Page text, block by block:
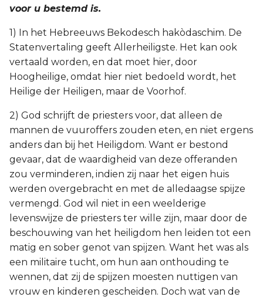
voor u bestemd is.
1) In het Hebreeuws Bekodesch hakòdaschim. De
Statenvertaling geeft Allerheiligste. Het kan ook
vertaald worden, en dat moet hier, door
Hoogheilige, omdat hier niet bedoeld wordt, het
Heilige der Heiligen, maar de Voorhof.
2) God schrijft de priesters voor, dat alleen de
mannen de vuuroffers zouden eten, en niet ergens
anders dan bij het Heiligdom. Want er bestond
gevaar, dat de waardigheid van deze offeranden
zou verminderen, indien zij naar het eigen huis
werden overgebracht en met de alledaagse spijze
vermengd. God wil niet in een weelderige
levenswijze de priesters ter wille zijn, maar door de
beschouwing van het heiligdom hen leiden tot een
matig en sober genot van spijzen. Want het was als
een militaire tucht, om hun aan onthouding te
wennen, dat zij de spijzen moesten nuttigen van
vrouw en kinderen gescheiden. Doch wat van de